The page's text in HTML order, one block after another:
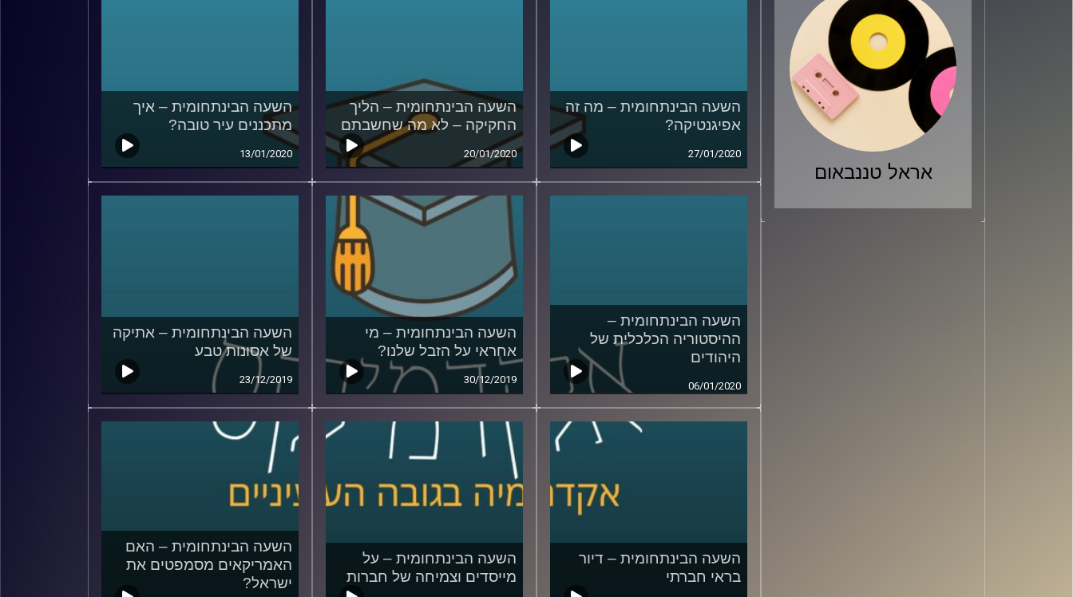
אראל טננבאום
השעה הבינתחומית – מה זה
אפיגנטיקה?
27/01/2020
השעה הבינתחומית – הליך
החקיקה – לא מה שחשבתם
20/01/2020
השעה הבינתחומית – איך
מתכננים עיר טובה?
13/01/2020
השעה הבינתחומית –
ההיסטוריה הכלכלית של
היהודים
06/01/2020
השעה הבינתחומית – מי
אחראי על הזבל שלנו?
30/12/2019
השעה הבינתחומית – אתיקה
של אסונות טבע
23/12/2019
השעה הבינתחומית – דיור
בראי חברתי
השעה הבינתחומית – על
מייסדים וצמיחה של חברות
השעה הבינתחומית – האם
האמריקאים מסמפטים את
ישראל?